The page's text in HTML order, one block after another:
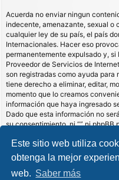
Este sitio web utiliza
obtenga la mejor
web. Saber más
Acuerda no enviar ningun
indecente, amenazante, sexual o
cualquier ley de su país, el país
Internacionales. Hacer eso
permanentemente expulsado y,
Proveedor de Servicios de
son registradas como ayuda para
tiene derecho a eliminar, editar,
momento que lo creamos
información que haya ingresado
Dado que esta información no
su consentimiento, ni “” ni
comprometidos.
Inicio (Web) Foro Punta de